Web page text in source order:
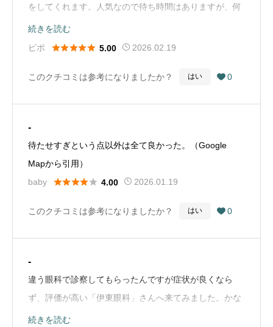
をしてくれます。人気なので待ち時間はありますが、何
人待ちかをオンラインで見ることができ、受付の方に声
をかければ院外へ出こともできるので苦になりません。
続きを読む
ピポ
 5.00 2026.02.19
このクチコミは参考になりましたか？ はい  0
-
待たせすぎという点以外は全て良かった。（Google
Mapから引用）
baby
 4.00 2026.01.19
このクチコミは参考になりましたか？ はい  0
-
違う眼科で診察してもらったんですが症状が良くなら
ず、評価が高い「伊東眼科」さんへ来てみました。かな
り混んでてびっくり😳それだけ人気があるということな
続きを読む